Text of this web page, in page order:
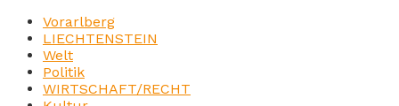
Vorarlberg
LIECHTENSTEIN
Welt
Politik
WIRTSCHAFT/RECHT